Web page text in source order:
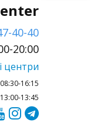
40-40
20:00
центри
16:15
13:45